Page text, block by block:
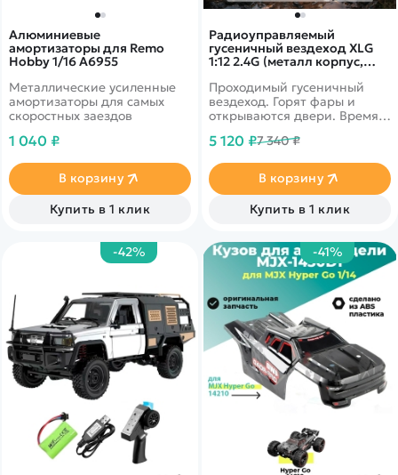
Алюминиевые
амортизаторы для Remo
Hobby 1/16 A6955
Металлические усиленные
амортизаторы для самых
скоростных заездов
1 040 ₽
В корзину
Купить в 1 клик
Радиоуправляемый
гусеничный вездеход XLG
1:12 2.4G (металл корпус,
Проходимый гусеничный
вездеход. Горят фары и
открываются двери. Время
5 120 ₽7 340 ₽
В корзину
Купить в 1 клик
-42% -41%